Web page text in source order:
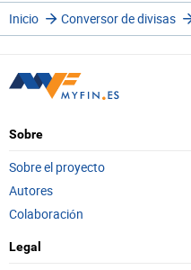
Inicio Conversor de divisas
Sobre
Sobre el proyecto
Autores
Colaboración
Legal